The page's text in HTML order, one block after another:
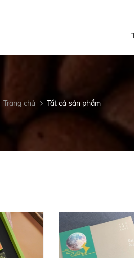
Trang chủ Tất cả sản phẩm